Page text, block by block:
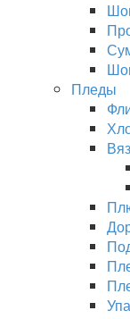
Пледы